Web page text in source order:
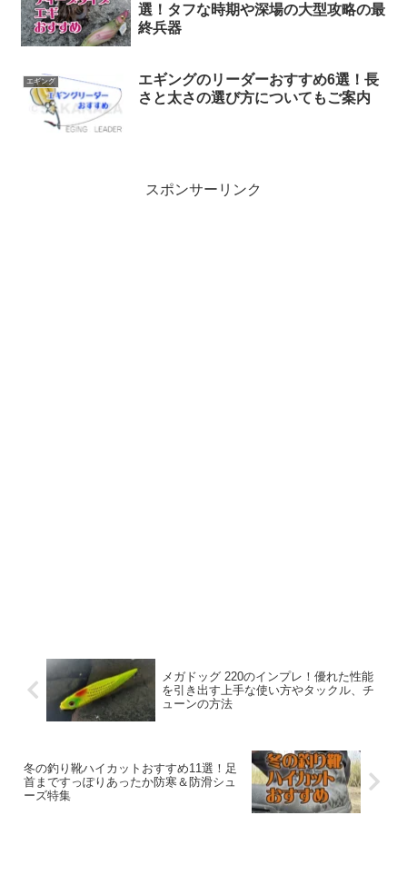
選！タフな時期や深場の大型攻略の最
終兵器
エギング
エギングのリーダーおすすめ6選！長
さと太さの選び方についてもご案内
スポンサーリンク
メガドッグ 220のインプレ！優れた性能
を引き出す上手な使い方やタックル、チ
ューンの方法
冬の釣り靴ハイカットおすすめ11選！足
首まですっぽりあったか防寒＆防滑シュ
ーズ特集